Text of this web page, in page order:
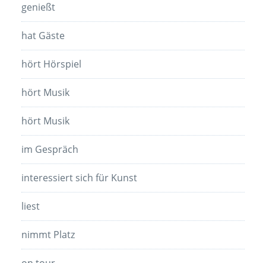
genießt
hat Gäste
hört Hörspiel
hört Musik
hört Musik
im Gespräch
interessiert sich für Kunst
liest
nimmt Platz